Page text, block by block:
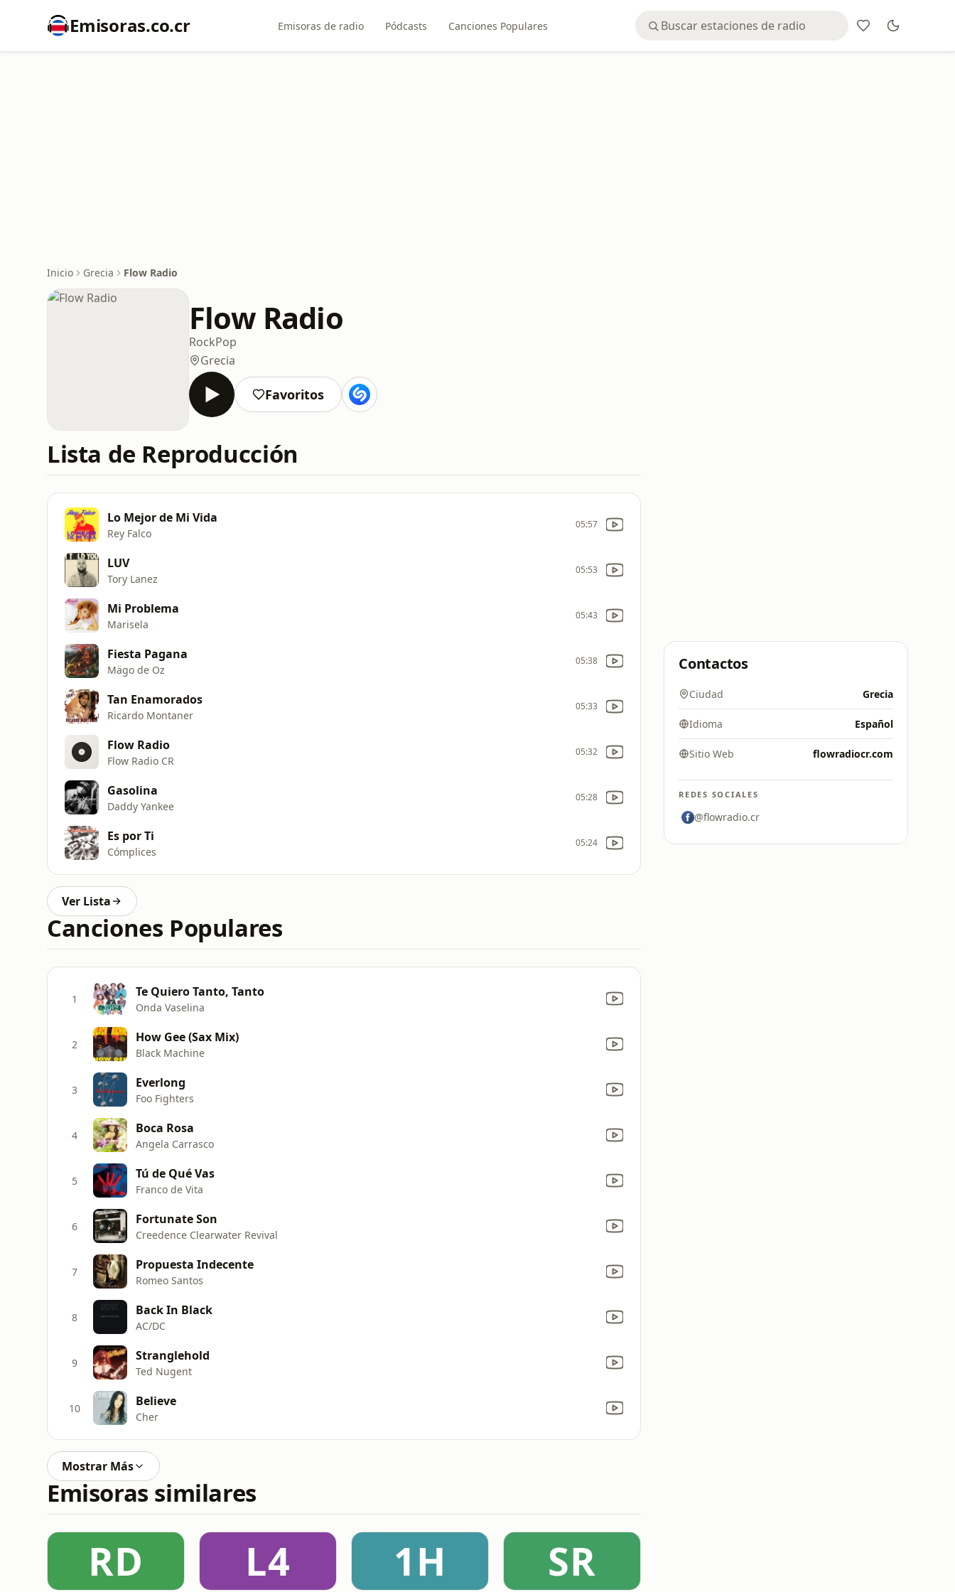
Emisoras.co.cr Emisoras de radio Pódcasts Canciones Populares
Inicio Grecia Flow Radio
Flow Radio
RockPop
Grecia
Favoritos
Lista de Reproducción
Lo Mejor de Mi Vida
Rey Falco
05:57
LUV
Tory Lanez
05:53
Mi Problema
Marisela
05:43
Fiesta Pagana
Mägo de Oz
05:38
Tan Enamorados
Ricardo Montaner
05:33
Flow Radio
Flow Radio CR
05:32
Gasolina
Daddy Yankee
05:28
Es por Ti
Cómplices
05:24
Ver Lista
Canciones Populares
1 Te Quiero Tanto, Tanto
Onda Vaselina
2 How Gee (Sax Mix)
Black Machine
3 Everlong
Foo Fighters
4 Boca Rosa
Angela Carrasco
5 Tú de Qué Vas
Franco de Vita
6 Fortunate Son
Creedence Clearwater Revival
7 Propuesta Indecente
Romeo Santos
8 Back In Black
AC/DC
9 Stranglehold
Ted Nugent
10 Believe
Cher
Mostrar Más
Emisoras similares
RD L4 1H SR
Contactos
Ciudad Grecia
Idioma Español
Sitio Web flowradiocr.com
REDES SOCIALES
@flowradio.cr